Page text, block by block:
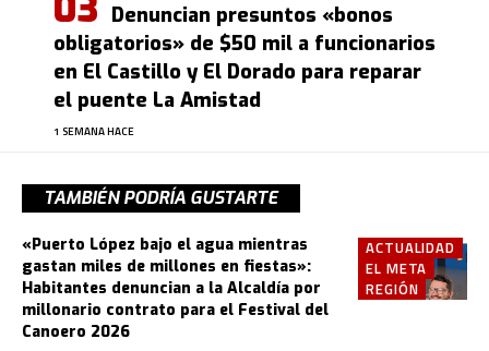
Denuncian presuntos «bonos
obligatorios» de $50 mil a funcionarios
en El Castillo y El Dorado para reparar
el puente La Amistad
1 SEMANA HACE
TAMBIÉN PODRÍA GUSTARTE
ACTUALIDAD
EL META
REGIÓN
«Puerto López bajo el agua mientras
gastan miles de millones en fiestas»:
Habitantes denuncian a la Alcaldía por
millonario contrato para el Festival del
Canoero 2026